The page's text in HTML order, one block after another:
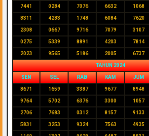
7441 0284 7076 6632 1068
8311 4283 1748 6084 7620
2308 0667 9716 7079 3107
0275 5339 8891 4203 7814
2023 9565 5186 2005 6737
TAHUN 2024
SEN SEL RAB KAM JUM
8671 1659 3387 9677 8948
9764 5702 6376 3300 1057
2706 7683 0312 8157 9133
5831 3253 9324 7563 4935